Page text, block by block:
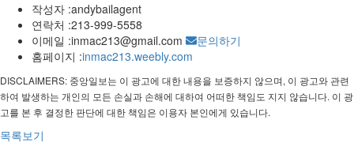
작성자 :andybailagent
연락처 :213-999-5558
이메일 :inmac213@gmail.com
문의하기
홈페이지 :inmac213.weebly.com
DISCLAIMERS: 중앙일보는 이 광고에 대한 내용을 보증하지 않으며, 이 광고와 관련
하여 발생하는 개인의 모든 손실과 손해에 대하여 어떠한 책임도 지지 않습니다. 이 광
고를 본 후 결정한 판단에 대한 책임은 이용자 본인에게 있습니다.
목록보기